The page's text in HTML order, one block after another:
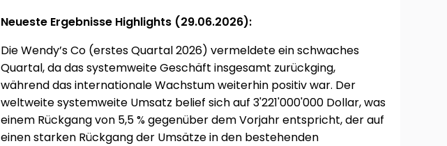
Neueste Ergebnisse Highlights (29.06.2026):
Die Wendy’s Co (erstes Quartal 2026) vermeldete ein schwaches
Quartal, da das systemweite Geschäft insgesamt zurückging,
während das internationale Wachstum weiterhin positiv war. Der
weltweite systemweite Umsatz belief sich auf 3'221'000'000 Dollar, was
einem Rückgang von 5,5 % gegenüber dem Vorjahr entspricht, der auf
einen starken Rückgang der Umsätze in den bestehenden